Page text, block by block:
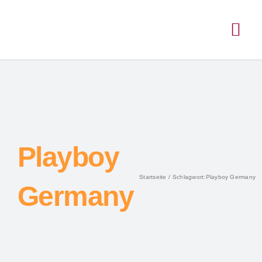
Playboy
Germany
Startseite Schlagwort: Playboy Germany